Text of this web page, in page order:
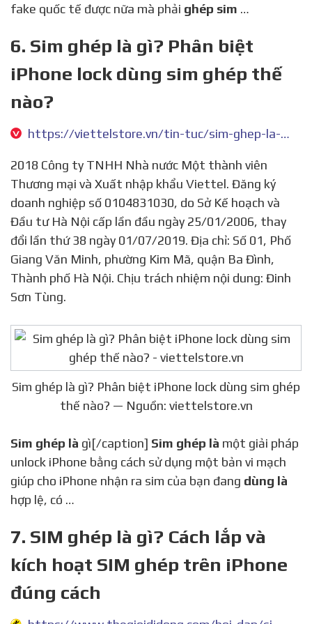
fake quốc tế được nữa mà phải ghép sim …
6. Sim ghép là gì? Phân biệt
iPhone lock dùng sim ghép thế
nào?
https://viettelstore.vn/tin-tuc/sim-ghep-la-gi-phan-biet-iphone-lock-dung-sim-ghep-the-nao
2018 Công ty TNHH Nhà nước Một thành viên
Thương mại và Xuất nhập khẩu Viettel. Đăng ký
doanh nghiệp số 0104831030, do Sở Kế hoạch và
Đầu tư Hà Nội cấp lần đầu ngày 25/01/2006, thay
đổi lần thứ 38 ngày 01/07/2019. Địa chỉ: Số 01, Phố
Giang Văn Minh, phường Kim Mã, quận Ba Đình,
Thành phố Hà Nội. Chịu trách nhiệm nội dung: Đinh
Sơn Tùng.
Sim ghép là gì? Phân biệt iPhone lock dùng sim ghép
thế nào? — Nguồn: viettelstore.vn
Sim ghép là gì[/caption] Sim ghép là một giải pháp
unlock iPhone bằng cách sử dụng một bản vi mạch
giúp cho iPhone nhận ra sim của bạn đang dùng là
hợp lệ, có …
7. SIM ghép là gì? Cách lắp và
kích hoạt SIM ghép trên iPhone
đúng cách